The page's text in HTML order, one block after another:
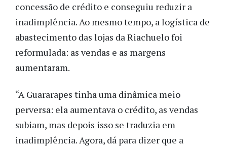
concessão de crédito e conseguiu reduzir a
inadimplência. Ao mesmo tempo, a logística de
abastecimento das lojas da Riachuelo foi
reformulada: as vendas e as margens
aumentaram.
“A Guararapes tinha uma dinâmica meio
perversa: ela aumentava o crédito, as vendas
subiam, mas depois isso se traduzia em
inadimplência. Agora, dá para dizer que a